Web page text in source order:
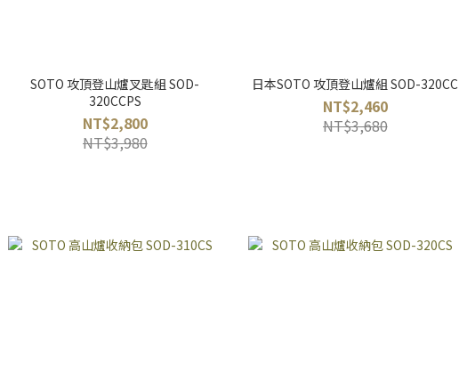
SOTO 攻頂登山爐叉匙組 SOD-
320CCPS
NT$2,800
NT$3,980
日本SOTO 攻頂登山爐組 SOD-320CC
NT$2,460
NT$3,680